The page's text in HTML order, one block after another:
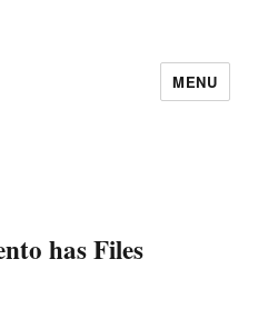
MENU
has Files